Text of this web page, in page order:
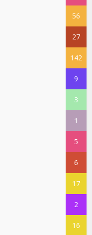
56
27
142
9
3
1
5
6
17
2
16